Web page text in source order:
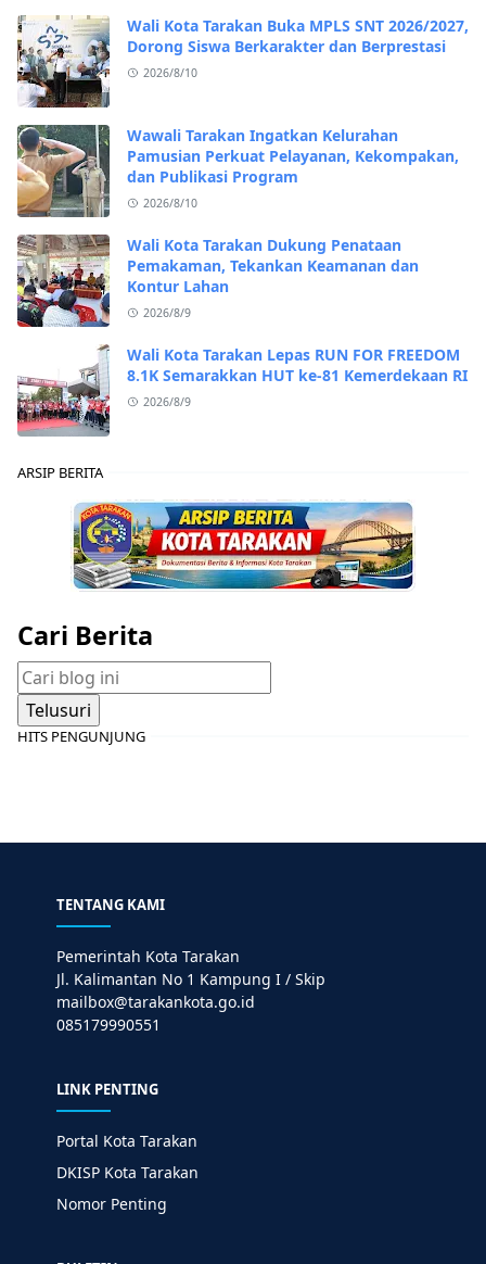
Wali Kota Tarakan Buka MPLS SNT 2026/2027,
Dorong Siswa Berkarakter dan Berprestasi
2026/8/10
Wawali Tarakan Ingatkan Kelurahan
Pamusian Perkuat Pelayanan, Kekompakan,
dan Publikasi Program
2026/8/10
Wali Kota Tarakan Dukung Penataan
Pemakaman, Tekankan Keamanan dan
Kontur Lahan
2026/8/9
Wali Kota Tarakan Lepas RUN FOR FREEDOM
8.1K Semarakkan HUT ke-81 Kemerdekaan RI
2026/8/9
ARSIP BERITA
Cari Berita
HITS PENGUNJUNG
TENTANG KAMI
Pemerintah Kota Tarakan
Jl. Kalimantan No 1 Kampung I / Skip
mailbox@tarakankota.go.id
085179990551
LINK PENTING
Portal Kota Tarakan
DKISP Kota Tarakan
Nomor Penting